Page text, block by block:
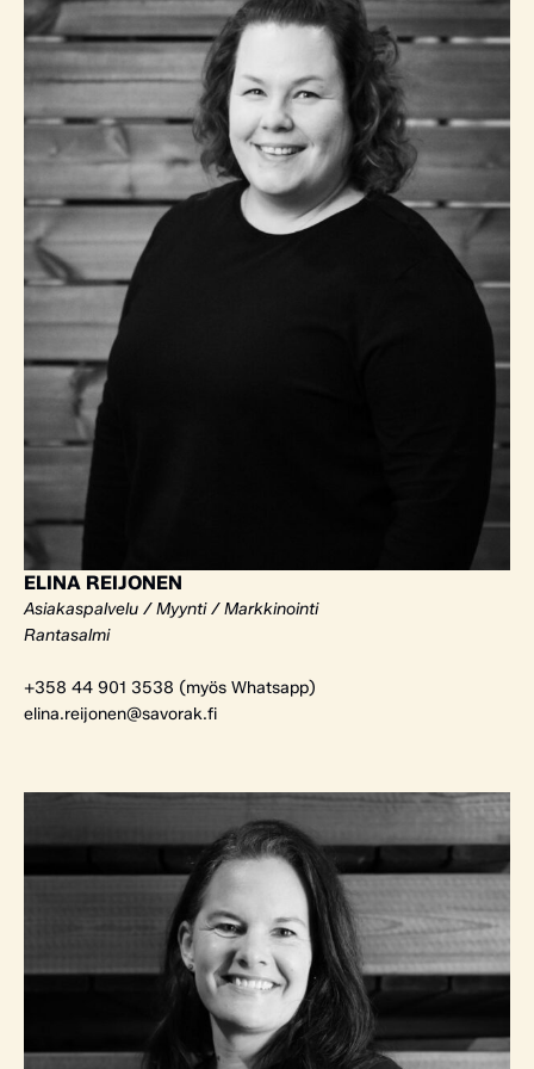
ELINA REIJONEN
Asiakaspalvelu / Myynti / Markkinointi
Rantasalmi
+358 44 901 3538 (myös Whatsapp)
elina.reijonen@savorak.fi